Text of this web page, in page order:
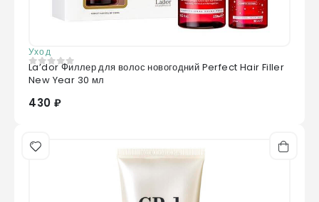
Уход
0из 5
La’dor Филлер для волос новогодний Perfect Hair Filler
New Year 30 мл
430 ₽